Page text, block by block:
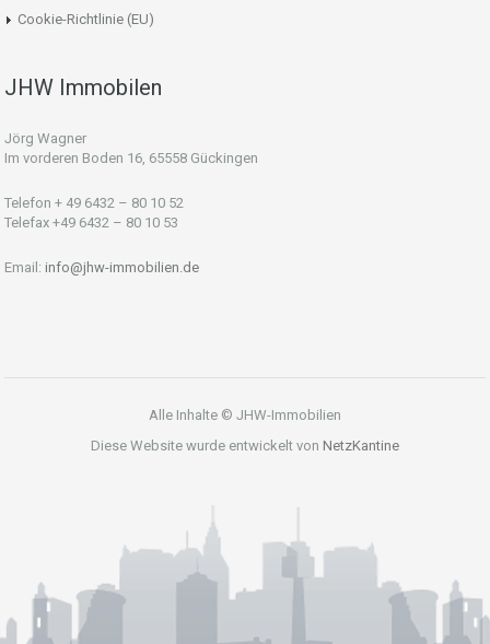
Cookie-Richtlinie (EU)
JHW Immobilen
Jörg Wagner
Im vorderen Boden 16, 65558 Gückingen
Telefon + 49 6432 – 80 10 52
Telefax +49 6432 – 80 10 53
Email: info@jhw-immobilien.de
Alle Inhalte © JHW-Immobilien
Diese Website wurde entwickelt von NetzKantine